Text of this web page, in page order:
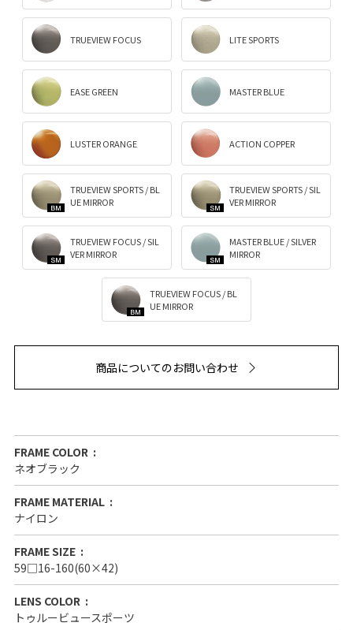
TRUEVIEW FOCUS LITE SPORTS
EASE GREEN MASTER BLUE
LUSTER ORANGE ACTION COPPER
TRUEVIEW SPORTS / BL
UE MIRROR
TRUEVIEW SPORTS / SIL
VER MIRROR
TRUEVIEW FOCUS / SIL
VER MIRROR
MASTER BLUE / SILVER
MIRROR
TRUEVIEW FOCUS / BL
UE MIRROR
商品についてのお問い合わせ
FRAME COLOR
ネオブラック
FRAME MATERIAL
ナイロン
FRAME SIZE
59□16-160(60×42)
LENS COLOR
トゥルービュースポーツ